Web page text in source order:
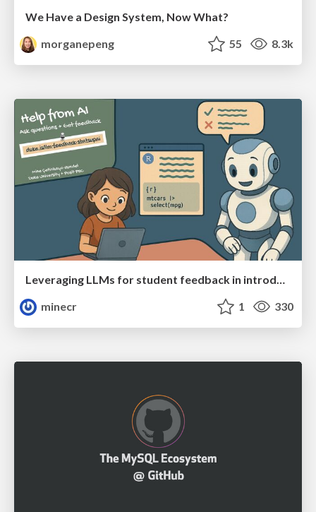
We Have a Design System, Now What?
morganepeng
55 8.3k
Leveraging LLMs for student feedback in introductory data science courses - posit::conf(2025)
minecr
1 330